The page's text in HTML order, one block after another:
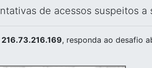
de acessos suspeitos
216.73.216.169, responda ao desafio